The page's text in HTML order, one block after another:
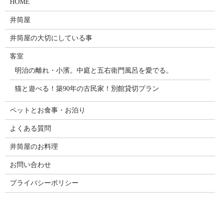
HOME
井筒屋
井筒屋の大切にしている事
客室
明治の離れ・小濱。中庭と五右衛門風呂を愛でる。
猫と遊べる！築90年の古民家！別館貸切プラン
ペットとお食事・お泊り
よくある質問
井筒屋のお料理
お問い合わせ
プライバシーポリシー